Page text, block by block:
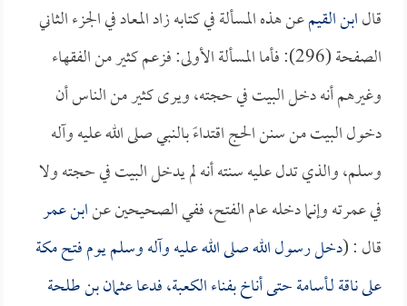
قالابن القيمعن هذه المسألة في كتابه زاد المعاد في الجزء الثاني
الصفحة (296): فأما المسألة الأولى: فزعم كثير من الفقهاء
وغيرهم أنه دخل البيت في حجته، ويرى كثير من الناس أن
دخول البيت من سنن الحج اقتداءً بالنبي صلى الله عليه وآله
وسلم، والذي تدل عليه سنته أنه لم يدخل البيت في حجته ولا
في عمرته وإنما دخله عام الفتح، ففي الصحيحين عنابن عمر
قال : (دخل رسول الله صلى الله عليه وآله وسلم يوم فتح مكة
على ناقة لـأسامةحتى أناخ بفناء الكعبة، فدعاعثمان بن طلحة